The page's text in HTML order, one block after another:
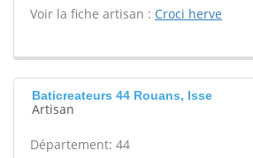
Voir la fiche artisan : Croci herve
Baticreateurs 44 Rouans, Isse
Artisan
Département: 44